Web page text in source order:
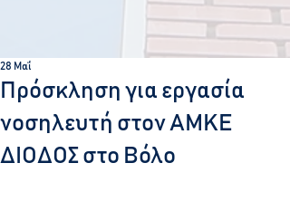
Πρόσκληση για εργασία
νοσηλευτή στον ΑΜΚΕ
ΔΙΟΔΟΣ στο Βόλο
28 Μαΐ